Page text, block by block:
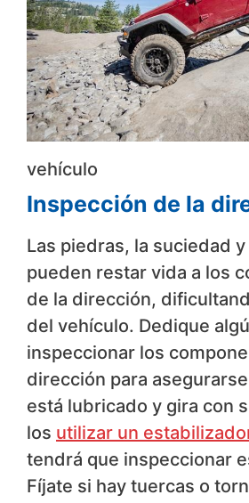
vehículo
Inspección de la
Las piedras, la suciedad
pueden restar vida a los
de la dirección,
del vehículo. Dedique
inspeccionar los
dirección para
está lubricado y gira con
los utilizar un
tendrá que inspeccionar
Fíjate si hay tuercas o